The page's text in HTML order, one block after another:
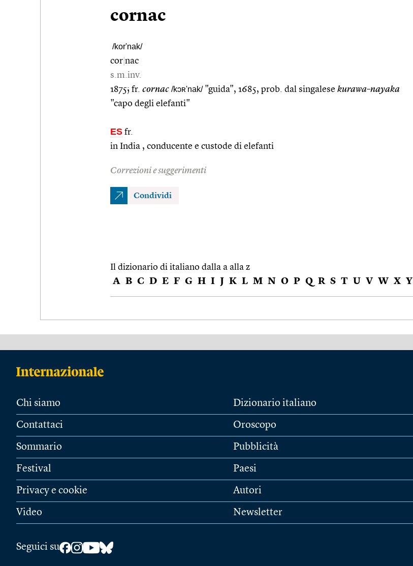
cornac
/kor'nak/
cor nac
s.m.inv.
1875; fr. cornac /kɔʀ'nak/ "guida", 1685, prob. dal singalese kurawa–nayaka
"capo degli elefanti"
ES fr.
in India , conducente e custode di elefanti
Correzioni e suggerimenti
Condividi
Il dizionario di italiano dalla a alla z
A B C D E F G H I J K L M N O P Q R S T U V W X Y
Chi siamo
Contattaci
Sommario
Festival
Privacy e cookie
Video
Dizionario italiano
Oroscopo
Pubblicità
Paesi
Autori
Newsletter
Seguici su